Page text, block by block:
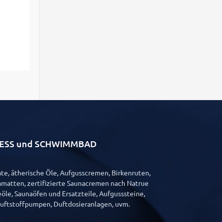
und SCHWIMMBAD
ätherische Öle, Aufgusscremen, Birkenruten,
zertifizierte Saunacremen nach Natrue
Saunaöfen und Ersatzteile, Aufgusssteine,
Duftdosieranlagen, uvm.